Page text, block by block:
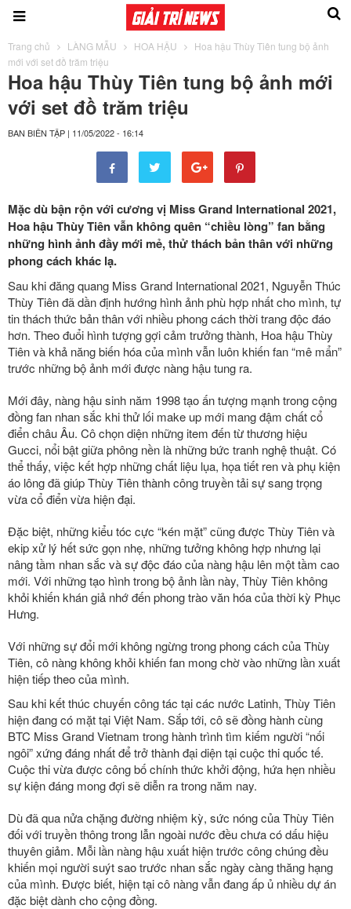
Trang chủ LÀNG MẪU HOA HẬU
Hoa hậu Thùy Tiên tung bộ ảnh
mới với set đồ trăm triệu
Hoa hậu Thùy Tiên tung bộ ảnh mới
với set đồ trăm triệu
BAN BIÊN TẬP | 11/05/2022 - 16:14
Mặc dù bận rộn với cương vị Miss Grand International 2021,
Hoa hậu Thùy Tiên vẫn không quên “chiều lòng” fan bằng
những hình ảnh đầy mới mẻ, thử thách bản thân với những
phong cách khác lạ.
Sau khi đăng quang Miss Grand International 2021, Nguyễn Thúc
Thùy Tiên đã dần định hướng hình ảnh phù hợp nhất cho mình, tự
tin thách thức bản thân với nhiều phong cách thời trang độc đáo
hơn. Theo đuổi hình tượng gợi cảm trưởng thành, Hoa hậu Thùy
Tiên và khả năng biến hóa của mình vẫn luôn khiến fan “mê mẩn”
trước những bộ ảnh mới được nàng hậu tung ra.
Mới đây, nàng hậu sinh năm 1998 tạo ấn tượng mạnh trong cộng
đồng fan nhan sắc khi thử lối make up mới mang đậm chất cổ
điển châu Âu. Cô chọn diện những item đến từ thương hiệu
Gucci, nổi bật giữa phông nền là những bức tranh nghệ thuật. Có
thể thấy, việc kết hợp những chất liệu lụa, họa tiết ren và phụ kiện
áo lông đã giúp Thùy Tiên thành công truyền tải sự sang trọng
vừa cổ điển vừa hiện đại.
Đặc biệt, những kiểu tóc cực “kén mặt” cũng được Thùy Tiên và
ekip xử lý hết sức gọn nhẹ, những tưởng không hợp nhưng lại
nâng tầm nhan sắc và sự độc đáo của nàng hậu lên một tầm cao
mới. Với những tạo hình trong bộ ảnh lần này, Thùy Tiên không
khỏi khiến khán giả nhớ đến phong trào văn hóa của thời kỳ Phục
Hưng.
Với những sự đổi mới không ngừng trong phong cách của Thùy
Tiên, cô nàng không khỏi khiến fan mong chờ vào những lần xuất
hiện tiếp theo của mình.
Sau khi kết thúc chuyến công tác tại các nước Latinh, Thùy Tiên
hiện đang có mặt tại Việt Nam. Sắp tới, cô sẽ đồng hành cùng
BTC Miss Grand Vietnam trong hành trình tìm kiếm người “nối
ngôi” xứng đáng nhất để trở thành đại diện tại cuộc thi quốc tế.
Cuộc thi vừa được công bố chính thức khởi động, hứa hẹn nhiều
sự kiện đáng mong đợi sẽ diễn ra trong năm nay.
Dù đã qua nửa chặng đường nhiệm kỳ, sức nóng của Thùy Tiên
đối với truyền thông trong lẫn ngoài nước đều chưa có dấu hiệu
thuyên giảm. Mỗi lần nàng hậu xuất hiện trước công chúng đều
khiến mọi người suýt sao trước nhan sắc ngày càng thăng hạng
của mình. Được biết, hiện tại cô nàng vẫn đang ấp ủ nhiều dự án
đặc biệt dành cho cộng đồng.